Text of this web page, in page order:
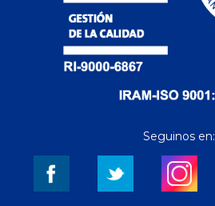
Seguinos en: